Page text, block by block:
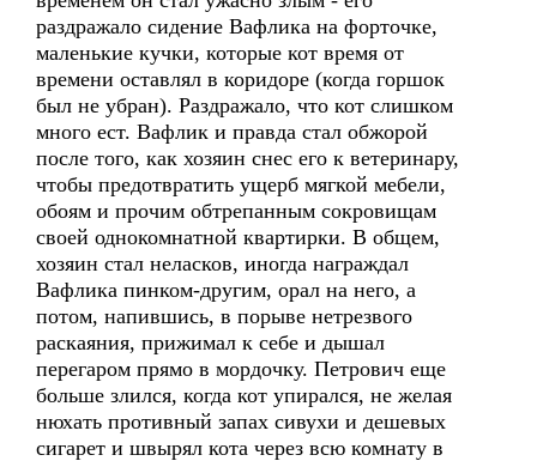
раздражало сидение Вафлика на форточке,
маленькие кучки, которые кот время от
времени оставлял в коридоре (когда горшок
был не убран). Раздражало, что кот слишком
много ест. Вафлик и правда стал обжорой
после того, как хозяин снес его к ветеринару,
чтобы предотвратить ущерб мягкой мебели,
обоям и прочим обтрепанным сокровищам
своей однокомнатной квартирки. В общем,
хозяин стал неласков, иногда награждал
Вафлика пинком-другим, орал на него, а
потом, напившись, в порыве нетрезвого
раскаяния, прижимал к себе и дышал
перегаром прямо в мордочку. Петрович еще
больше злился, когда кот упирался, не желая
нюхать противный запах сивухи и дешевых
сигарет и швырял кота через всю комнату в